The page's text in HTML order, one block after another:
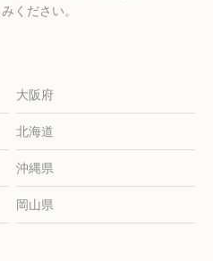
ください。
大阪府
北海道
沖縄県
岡山県